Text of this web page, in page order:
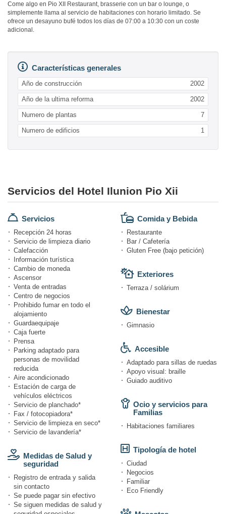
Come algo en Pio XII Restaurant, brasserie con un bar o lounge, o
simplemente llama al servicio de habitaciones con horario limitado. Se
ofrece un desayuno bufé todos los días de 07:00 a 10:30 con un coste
adicional.
Características generales
Año de construcción 2002
Año de la ultima reforma 2002
Numero de plantas 7
Numero de edificios 1
Servicios del Hotel Ilunion Pio Xii
Servicios
Recepción 24 horas
Servicio de limpieza diario
Calefacción
Información turística
Cambio de moneda
Ascensor
Venta de entradas
Centro de negocios
Prohibido fumar en todo el
alojamiento
Guardaequipaje
Caja fuerte
Prensa
Parking adaptado para
personas de movilidad
reducida
Aire acondicionado
Estación de carga de
vehículos eléctricos
Servicio de planchado*
Fax / fotocopiadora*
Servicio de limpieza en seco*
Servicio de lavandería*
Medidas de Salud y
seguridad
Registro de entrada y salida
sin contacto
Se puede pagar sin efectivo
Se siguen medidas de salud y
Comida y Bebida
Restaurante
Bar / Cafetería
Gluten Free (bajo petición)
Exteriores
Terraza / solárium
Bienestar
Gimnasio
Accesible
Adaptado para sillas de ruedas
Apoyo visual: braille
Guiado auditivo
Ocio y servicios para
Familias
Habitaciones familiares
Tipología de hotel
Ciudad
Negocios
Familiar
Eco Friendly